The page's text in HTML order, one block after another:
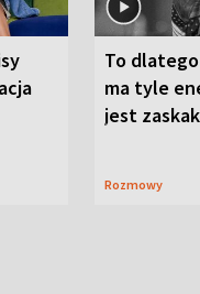
To
ma tyle
jest
Rozmowy